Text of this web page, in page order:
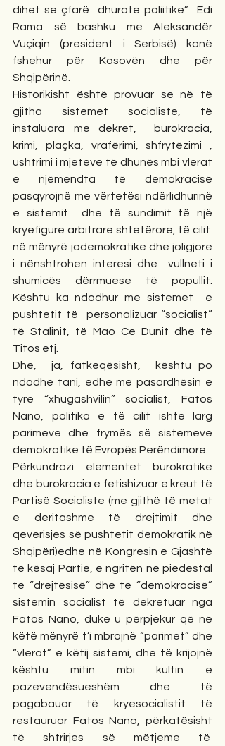
dihet se çfarë  dhurate poliitike”  Edi
Rama së bashku me Aleksandër
Vuçiqin (president i Serbisë) kanë
fshehur për Kosovën dhe për
Shqipërinë.
Historikisht është provuar se në të
gjitha sistemet socialiste, të
instaluara me dekret,  burokracia,
krimi, plaçka, vrafërimi, shfrytëzimi ,
ushtrimi i mjeteve të dhunës mbi vlerat
e njëmendta të demokracisë
pasqyrojnë me vërtetësi ndërlidhurinë
e sistemit  dhe të sundimit të një
kryefigure arbitrare shtetërore, të cilit
në mënyrë jodemokratike dhe joligjore
i nënshtrohen interesi dhe  vullneti i
shumicës dërrmuese të popullit.
Kështu ka ndodhur me sistemet  e
pushtetit të  personalizuar “socialist”
të Stalinit, të Mao Ce Dunit dhe të
Titos etj.
Dhe,  ja, fatkeqësisht,  kështu po
ndodhë tani, edhe me pasardhësin e
tyre “xhugashvilin” socialist, Fatos
Nano, politika e të cilit ishte larg
parimeve dhe frymës së sistemeve
demokratike të Evropës Perëndimore.
Përkundrazi elementet burokratike
dhe burokracia e fetishizuar e kreut të
Partisë Socialiste (me gjithë të metat
e deritashme të drejtimit dhe
qeverisjes së pushtetit demokratik në
Shqipëri)edhe në Kongresin e Gjashtë
të kësaj Partie, e ngritën në piedestal
të “drejtësisë” dhe të “demokracisë”
sistemin socialist të dekretuar nga
Fatos Nano, duke u përpjekur që në
këtë mënyrë t’i mbrojnë “parimet” dhe
“vlerat” e këtij sistemi, dhe të krijojnë
kështu mitin mbi kultin e
pazevendësueshëm dhe të
pagabauar të kryesocialistit të
restauruar Fatos Nano, përkatësisht
të shtrirjes së mëtjeme të